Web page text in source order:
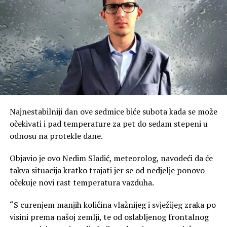
Marinković, predstavnici lokalnih zajednica iz Hrvatske
iz kojih potiču stradali, te predstavnici opštine Drinić.
Nakon parastosa položeni su vijenci na spomen-krstu na
Petrovačkoj cesti.
Hrvatska avijacija je 7. avgusta 1995. godine u pogromu
“Oluja” bombardovala srpske izbjegličke kolone na putu
Tada je ubijeno deset civila, među kojima četvoro djece.
Za ovaj zločin niko nije odgovarao.
Akcija “Oluja” počela je 4. avgusta 1995. godine
ofanzivom hrvatske vojske i policije, te jedinica
Hrvatskog vijeća odbrane na području Banije, Like,
Protjerano je više od 220 hiljada krajiških Srba, a u
Najnestabilniji dan ove sedmice biće subota kada se može
očekivati i pad temperature za pet do sedam stepeni u
odnosu na protekle dane.
Objavio je ovo Nedim Sladić, meteorolog, navodeći da će
takva situacija kratko trajati jer se od nedjelje ponovo
očekuje novi rast temperatura vazduha.
“S curenjem manjih količina vlažnijeg i svježijeg zraka po
visini prema našoj zemlji, te od oslabljenog frontalnog